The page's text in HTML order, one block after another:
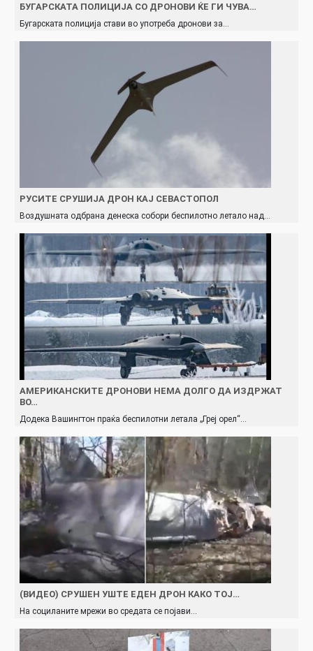
БУГАРСКАТА ПОЛИЦИЈА СО ДРОНОВИ ЌЕ ГИ ЧУВА…
Бугарската полиција стави во употреба дронови за…
РУСИТЕ СРУШИЈА ДРОН КАЈ СЕВАСТОПОЛ
Воздушната одбрана денеска собори беспилотно летало над…
АМЕРИКАНСКИТЕ ДРОНОВИ НЕМА ДОЛГО ДА ИЗДРЖАТ
ВО…
Додека Вашингтон праќа беспилотни летала „Греј орел“…
(ВИДЕО) СРУШЕН УШТЕ ЕДЕН ДРОН КАКО ТОЈ…
На социланите мрежи во средата се појави…